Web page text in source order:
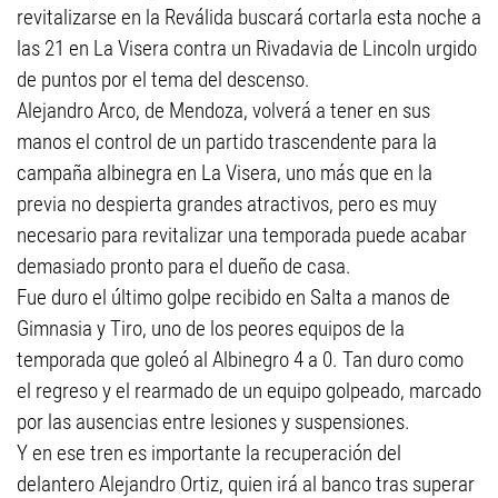
revitalizarse en la Reválida buscará cortarla esta noche a
las 21 en La Visera contra un Rivadavia de Lincoln urgido
de puntos por el tema del descenso.
Alejandro Arco, de Mendoza, volverá a tener en sus
manos el control de un partido trascendente para la
campaña albinegra en La Visera, uno más que en la
previa no despierta grandes atractivos, pero es muy
necesario para revitalizar una temporada puede acabar
demasiado pronto para el dueño de casa.
Fue duro el último golpe recibido en Salta a manos de
Gimnasia y Tiro, uno de los peores equipos de la
temporada que goleó al Albinegro 4 a 0. Tan duro como
el regreso y el rearmado de un equipo golpeado, marcado
por las ausencias entre lesiones y suspensiones.
Y en ese tren es importante la recuperación del
delantero Alejandro Ortiz, quien irá al banco tras superar